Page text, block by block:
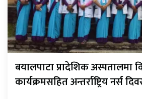
बयालपाटा प्रादेशिक अस्पतालमा
कार्यक्रमसहित अन्तर्राष्ट्रिय नर्स